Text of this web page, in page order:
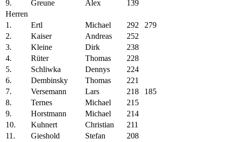
9. Greune Alex
139
Herren
1.
Ertl Michael 292
279
2.
Kaiser Andreas
252
3.
Kleine Dirk
238
4.
Rüter Thomas
228
5.
Schliwka Dennys
224
6.
Dembinsky Thomas
221
7.
Versemann Lars 218
185
8.
Ternes Michael
215
9.
Horstmann Michael
214
10.
Kuhnert Christian
211
11.
Gieshold Stefan
208